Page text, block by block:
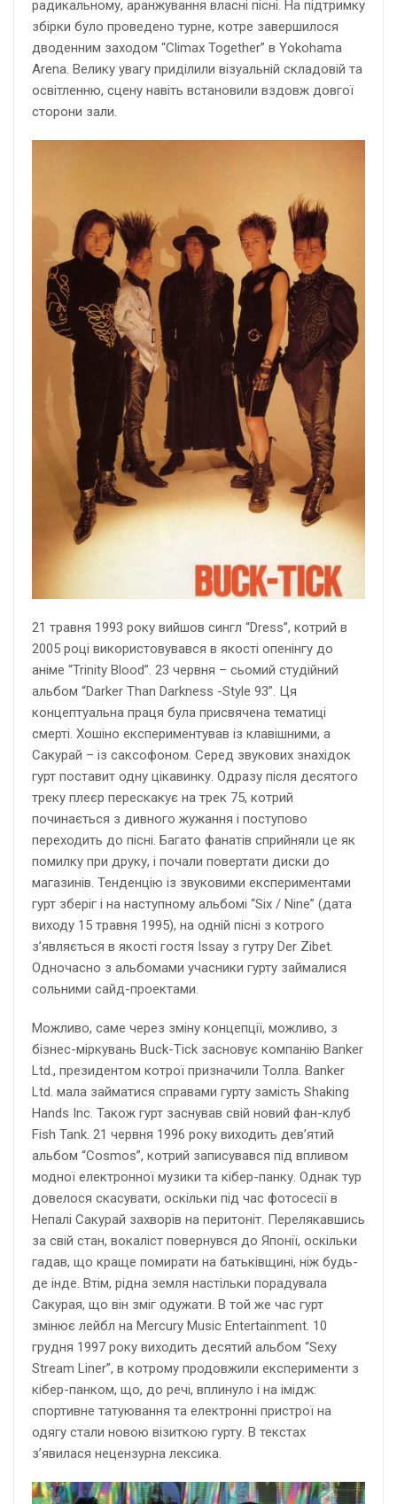
радикальному, аранжування власні пісні. На підтримку
збірки було проведено турне, котре завершилося
дводенним заходом “Climax Together” в Yokohama
Arena. Велику увагу приділили візуальній складовій та
освітленню, сцену навіть встановили вздовж довгої
сторони зали.
21 травня 1993 року вийшов сингл “Dress”, котрий в
2005 році використовувався в якості опенінгу до
аніме “Trinity Blood”. 23 червня – сьомий студійний
альбом “Darker Than Darkness -Style 93”. Ця
концептуальна праця була присвячена тематиці
смерті. Хошіно експериментував із клавішними, а
Сакурай – із саксофоном. Серед звукових знахідок
гурт поставит одну цікавинку. Одразу після десятого
треку плеєр перескакує на трек 75, котрий
починається з дивного жужання і поступово
переходить до пісні. Багато фанатів сприйняли це як
помилку при друку, і почали повертати диски до
магазинів. Тенденцію із звуковими експериментами
гурт зберіг і на наступному альбомі “Six / Nine” (дата
виходу 15 травня 1995), на одній пісні з котрого
з’являється в якості гостя Issay з гутру Der Zibet.
Одночасно з альбомами учасники гурту займалися
сольними сайд-проектами.
Можливо, саме через зміну концепції, можливо, з
бізнес-міркувань Buck-Tick засновує компанію Banker
Ltd., президентом котрої призначили Толла. Banker
Ltd. мала займатися справами гурту замість Shaking
Hands Inc. Також гурт заснував свій новий фан-клуб
Fish Tank. 21 червня 1996 року виходить дев’ятий
альбом “Cosmos”, котрий записувався під впливом
модної електронної музики та кібер-панку. Однак тур
довелося скасувати, оскільки під час фотосесії в
Непалі Сакурай захворів на перитоніт. Перелякавшись
за свій стан, вокаліст повернувся до Японії, оскільки
гадав, що краще помирати на батьківщині, ніж будь-
де інде. Втім, рідна земля настільки порадувала
Сакурая, що він зміг одужати. В той же час гурт
змінює лейбл на Mercury Music Entertainment. 10
грудня 1997 року виходить десятий альбом “Sexy
Stream Liner”, в котрому продовжили експерименти з
кібер-панком, що, до речі, вплинуло і на імідж:
спортивне татуювання та електронні пристрої на
одягу стали новою візиткою гурту. В текстах
з’явилася нецензурна лексика.